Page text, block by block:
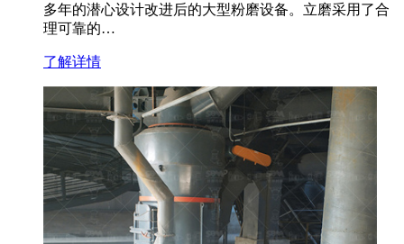
多年的潜心设计改进后的大型粉磨设备。立磨采用了合
理可靠的…
了解详情